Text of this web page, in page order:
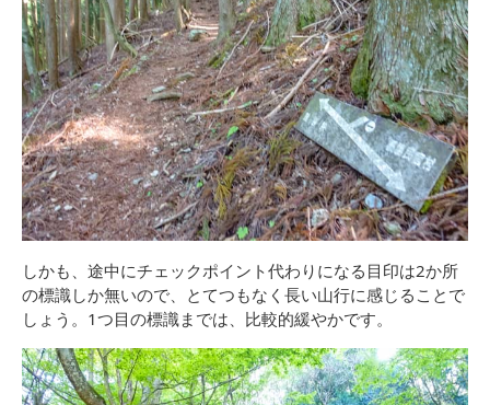
しかも、途中にチェックポイント代わりになる目印は2か所
の標識しか無いので、とてつもなく長い山行に感じることで
しょう。1つ目の標識までは、比較的緩やかです。